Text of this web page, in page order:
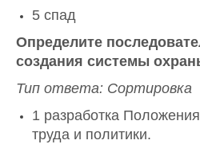
5 спад
Определите
создания системы
Тип ответа: Сортировка
1 разработка
труда и политики.